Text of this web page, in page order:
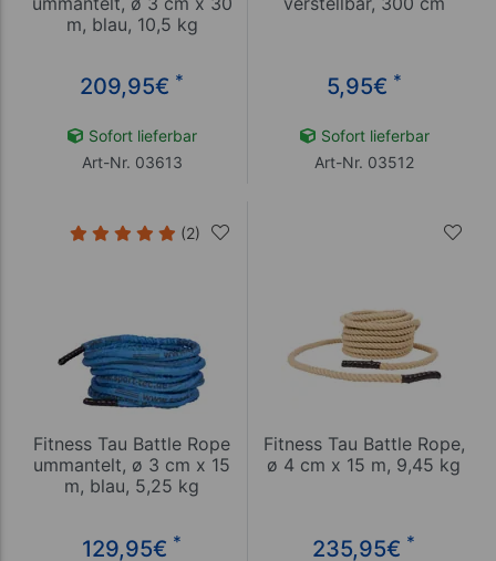
m, blau, 10,5 kg
209,95€ *
Sofort lieferbar
Art-Nr. 03613
5,95€ *
Sofort lieferbar
Art-Nr. 03512
(2)
Fitness Tau Battle Rope
ummantelt, ø 3 cm x 15
m, blau, 5,25 kg
129,95€ *
Fitness Tau Battle Rope,
ø 4 cm x 15 m, 9,45 kg
235,95€ *